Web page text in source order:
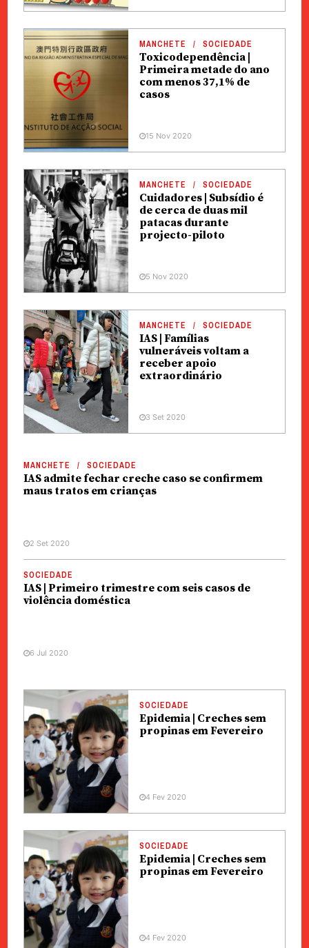
MANCHETE SOCIEDADE
Toxicodependência |
Primeira metade do ano
com menos 37,1% de
casos
15 Nov 2020
MANCHETE SOCIEDADE
Cuidadores | Subsídio é
de cerca de duas mil
patacas durante
projecto-piloto
5 Nov 2020
MANCHETE SOCIEDADE
IAS | Famílias
vulneráveis voltam a
receber apoio
extraordinário
3 Set 2020
MANCHETE SOCIEDADE
IAS admite fechar creche caso se confirmem
maus tratos em crianças
2 Set 2020
SOCIEDADE
IAS | Primeiro trimestre com seis casos de
violência doméstica
6 Jul 2020
SOCIEDADE
Epidemia | Creches sem
propinas em Fevereiro
4 Fev 2020
SOCIEDADE
Epidemia | Creches sem
propinas em Fevereiro
4 Fev 2020